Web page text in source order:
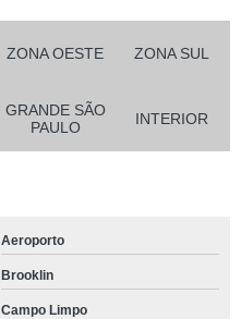
ZONA OESTE ZONA SUL
GRANDE SÃO
PAULO
INTERIOR
Aeroporto
Brooklin
Campo Limpo